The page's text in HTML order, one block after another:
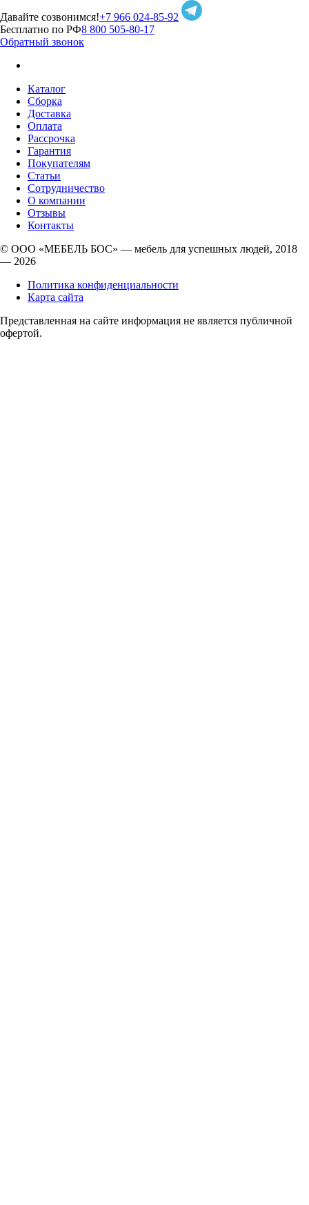
Давайте созвонимся!+7 966 024-85-92
Бесплатно по РФ8 800 505-80-17
Обратный звонок
Каталог
Сборка
Доставка
Оплата
Рассрочка
Гарантия
Покупателям
Статьи
Сотрудничество
О компании
Отзывы
Контакты
© ООО «МЕБЕЛЬ БОС» — мебель для успешных людей, 2018
— 2026
Политика конфиденциальности
Карта сайта
Представленная на сайте информация не является публичной
офертой.